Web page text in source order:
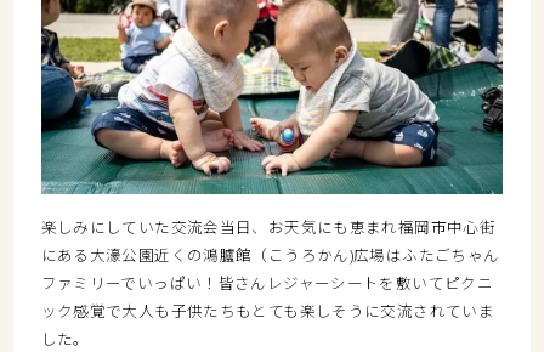
楽しみにしていた交流会当日、お天気にも恵まれ福岡市中心街
にある大濠公園近くの鴻臚館（こうろかん)広場はふたごちゃん
ファミリーでいっぱい！皆さんレジャーシートを敷いてピクニ
ック感覚で大人も子供たちもとても楽しそうに交流されていま
した。